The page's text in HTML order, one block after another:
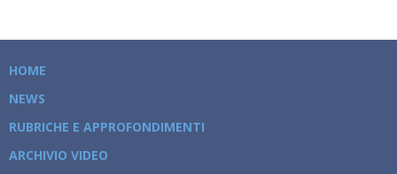
HOME
NEWS
RUBRICHE E APPROFONDIMENTI
ARCHIVIO VIDEO